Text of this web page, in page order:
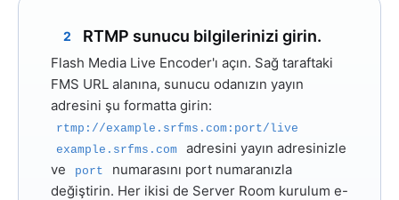
2 RTMP sunucu bilgilerinizi girin.
Flash Media Live Encoder'ı açın. Sağ taraftaki
FMS URL alanına, sunucu odanızın yayın
adresini şu formatta girin:
rtmp://example.srfms.com:port/live
example.srfms.com
adresini yayın adresinizle
ve
port
numarasını port numaranızla
değiştirin. Her ikisi de Server Room kurulum e-